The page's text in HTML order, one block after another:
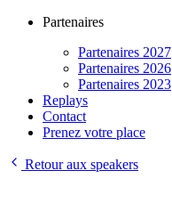
Partenaires
Partenaires 2027
Partenaires 2026
Partenaires 2023
Replays
Contact
Prenez votre place
Retour aux speakers